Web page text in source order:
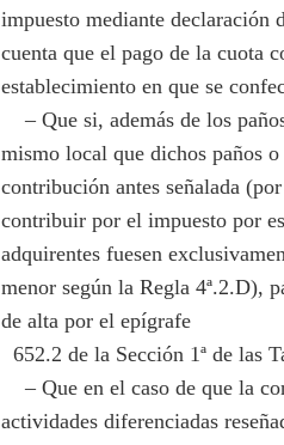
impuesto mediante declaración
cuenta que el pago de la cuota
establecimiento en que se
– Que si, además de los
mismo local que dichos paños
contribución antes señalada
contribuir por el impuesto por
adquirentes fuesen
menor según la Regla 4ª.2.D),
de alta por el epígrafe
652.2 de la Sección 1ª de las
– Que en el caso de que la
actividades diferenciadas